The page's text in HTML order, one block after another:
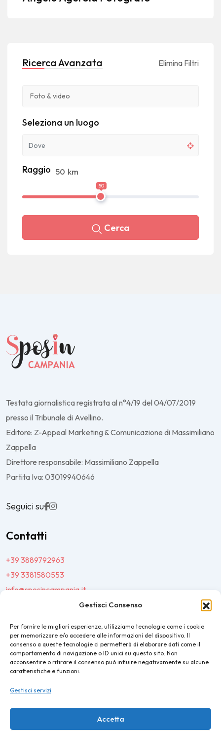
Gestisci Consenso
Per fornire le migliori esperienze, utilizziamo tecnologie come i cookie
per memorizzare e/o accedere alle informazioni del dispositivo. Il
consenso a queste tecnologie ci permetterà di elaborare dati come il
comportamento di navigazione o ID unici su questo sito. Non
acconsentire o ritirare il consenso può influire negativamente su alcune
caratteristiche e funzioni.
Gestisci servizi
Accetta
Ricerca Avanzata Elimina Filtri
Seleziona un luogo
Raggio 50 km
50
Cerca
Testata giornalistica registrata al n°4/19 del 04/07/2019
presso il Tribunale di Avellino.
Editore: Z-Appeal Marketing & Comunicazione di Massimiliano
Zappella
Direttore responsabile: Massimiliano Zappella
Partita Iva: 03019940646
Seguici su
Contatti
+39 3889792963
+39 3381580553
info@sposincampania.it
sposincampania@pec.it
Link
Top100
News e Tendenze
Destination Wedding